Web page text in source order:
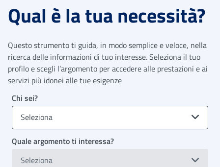
Qual è la tua necessità?
Questo strumento ti guida, in modo semplice e veloce, nella
ricerca delle informazioni di tuo interesse. Seleziona il tuo
profilo e scegli l’argomento per accedere alle prestazioni e ai
servizi più idonei alle tue esigenze
Chi sei?
Seleziona
Quale argomento ti interessa?
Seleziona